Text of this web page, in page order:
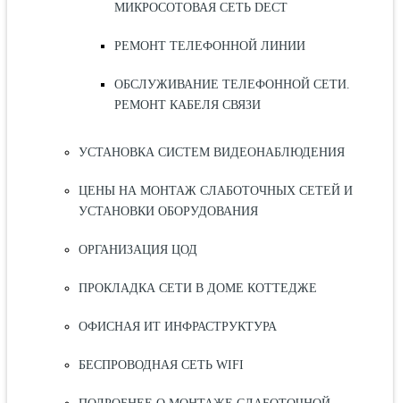
МИКРОСОТОВАЯ СЕТЬ DECT
РЕМОНТ ТЕЛЕФОННОЙ ЛИНИИ
ОБСЛУЖИВАНИЕ ТЕЛЕФОННОЙ СЕТИ.
РЕМОНТ КАБЕЛЯ СВЯЗИ
УСТАНОВКА СИСТЕМ ВИДЕОНАБЛЮДЕНИЯ
ЦЕНЫ НА МОНТАЖ СЛАБОТОЧНЫХ СЕТЕЙ И
УСТАНОВКИ ОБОРУДОВАНИЯ
ОРГАНИЗАЦИЯ ЦОД
ПРОКЛАДКА СЕТИ В ДОМЕ КОТТЕДЖЕ
ОФИСНАЯ ИТ ИНФРАСТРУКТУРА
БЕСПРОВОДНАЯ СЕТЬ WIFI